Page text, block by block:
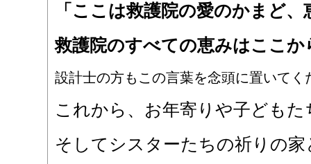
「ここは救護院の愛のかまど
救護院のすべての恵みはここか
設計士の方もこの言葉を念頭に置いてく
これから、お年寄りや子どもた
そしてシスターたちの祈りの家